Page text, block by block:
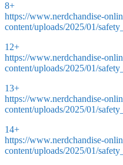
8+
https://www.nerdchandise-
content/uploads/2025/01/
12+
https://www.nerdchandise-
content/uploads/2025/01/
13+
https://www.nerdchandise-
content/uploads/2025/01/
14+
https://www.nerdchandise-
content/uploads/2025/01/